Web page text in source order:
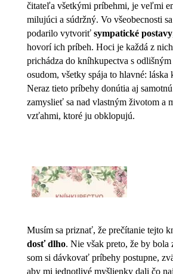
čitateľa všetkými príbehmi, je veľmi
milujúci a súdržný. Vo všeobecnosti
podarilo vytvoriť sympatické postavy
hovorí ich príbeh. Hoci je každá z
prichádza do kníhkupectva s
osudom, všetky spája to hlavné: láska
Neraz tieto príbehy donútia aj
zamyslieť sa nad vlastným životom a
vzťahmi, ktoré ju obklopujú.
Musím sa priznať, že prečítanie tejto
dosť dlho. Nie však preto, že by bola
som si dávkovať príbehy postupne,
aby mi jednotlivé myšlienky dali čo